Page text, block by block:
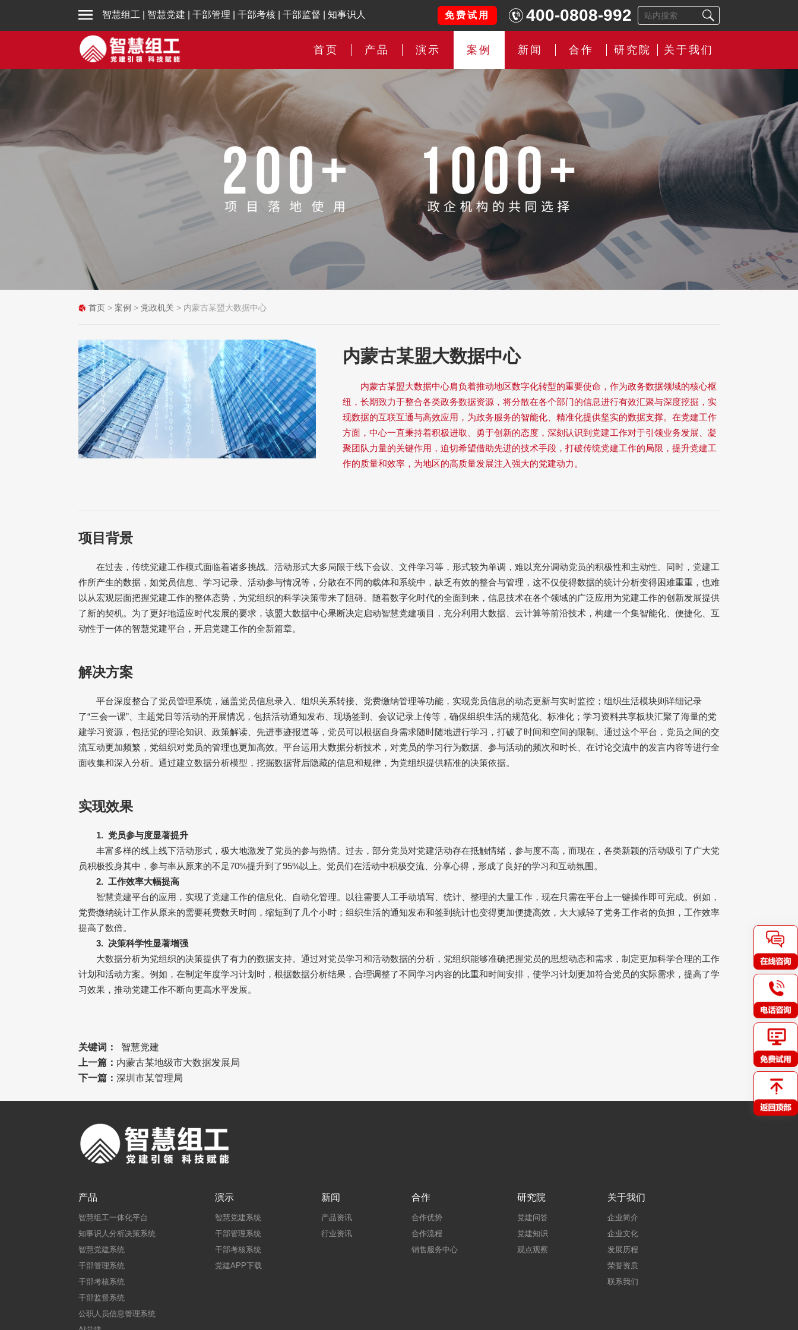
智慧组工 智慧党建 干部管理 干部考核 干部监督 知事识人 免费试用 400-0808-992
首页 产品 演示 案例 新闻 合作 研究院 关于我们
首页 > 案例 > 党政机关 > 内蒙古某盟大数据中心
内蒙古某盟大数据中心
内蒙古某盟大数据中心肩负着推动地区数字化转型的重要使命，作为政务数据领域的核心枢
纽，长期致力于整合各类政务数据资源，将分散在各个部门的信息进行有效汇聚与深度挖掘，实
现数据的互联互通与高效应用，为政务服务的智能化、精准化提供坚实的数据支撑。在党建工作
方面，中心一直秉持着积极进取、勇于创新的态度，深刻认识到党建工作对于引领业务发展、凝
聚团队力量的关键作用，迫切希望借助先进的技术手段，打破传统党建工作的局限，提升党建工
作的质量和效率，为地区的高质量发展注入强大的党建动力。
项目背景
在过去，传统党建工作模式面临着诸多挑战。活动形式大多局限于线下会议、文件学习等，形式较为单调，难以充分调动党员的积极性和主动性。同时，党建工
作所产生的数据，如党员信息、学习记录、活动参与情况等，分散在不同的载体和系统中，缺乏有效的整合与管理，这不仅使得数据的统计分析变得困难重重，也难
以从宏观层面把握党建工作的整体态势，为党组织的科学决策带来了阻碍。随着数字化时代的全面到来，信息技术在各个领域的广泛应用为党建工作的创新发展提供
了新的契机。为了更好地适应时代发展的要求，该盟大数据中心果断决定启动智慧党建项目，充分利用大数据、云计算等前沿技术，构建一个集智能化、便捷化、互
动性于一体的智慧党建平台，开启党建工作的全新篇章。
解决方案
平台深度整合了党员管理系统，涵盖党员信息录入、组织关系转接、党费缴纳管理等功能，实现党员信息的动态更新与实时监控；组织生活模块则详细记录
了“三会一课” 、主题党日等活动的开展情况，包括活动通知发布、现场签到、会议记录上传等，确保组织生活的规范化、标准化；学习资料共享板块汇聚了海量的党
建学习资源，包括党的理论知识、政策解读、先进事迹报道等，党员可以根据自身需求随时随地进行学习，打破了时间和空间的限制。通过这个平台，党员之间的交
流互动更加频繁，党组织对党员的管理也更加高效。平台运用大数据分析技术，对党员的学习行为数据、参与活动的频次和时长、在讨论交流中的发言内容等进行全
面收集和深入分析。通过建立数据分析模型，挖掘数据背后隐藏的信息和规律，为党组织提供精准的决策依据。
实现效果
1. 党员参与度显著提升
丰富多样的线上线下活动形式，极大地激发了党员的参与热情。过去，部分党员对党建活动存在抵触情绪，参与度不高，而现在，各类新颖的活动吸引了广大党
员积极投身其中，参与率从原来的不足70%提升到了95%以上。党员们在活动中积极交流、分享心得，形成了良好的学习和互动氛围。
2. 工作效率大幅提高
智慧党建平台的应用，实现了党建工作的信息化、自动化管理。以往需要人工手动填写、统计、整理的大量工作，现在只需在平台上一键操作即可完成。例如，
党费缴纳统计工作从原来的需要耗费数天时间，缩短到了几个小时；组织生活的通知发布和签到统计也变得更加便捷高效，大大减轻了党务工作者的负担，工作效率
提高了数倍。
3. 决策科学性显著增强
大数据分析为党组织的决策提供了有力的数据支持。通过对党员学习和活动数据的分析，党组织能够准确把握党员的思想动态和需求，制定更加科学合理的工作
计划和活动方案。例如，在制定年度学习计划时，根据数据分析结果，合理调整了不同学习内容的比重和时间安排，使学习计划更加符合党员的实际需求，提高了学
习效果，推动党建工作不断向更高水平发展。
关键词：
智慧党建
上一篇： 内蒙古某地级市大数据发展局
下一篇： 深圳市某管理局
产品
智慧组工一体化平台
知事识人分析决策系统
智慧党建系统
干部管理系统
干部考核系统
干部监督系统
公职人员信息管理系统
演示
智慧党建系统
干部管理系统
干部考核系统
党建APP下载
新闻
产品资讯
行业资讯
合作
合作优势
合作流程
销售服务中心
研究院
党建问答
党建知识
观点观察
关于我们
企业简介
企业文化
发展历程
荣誉资质
联系我们